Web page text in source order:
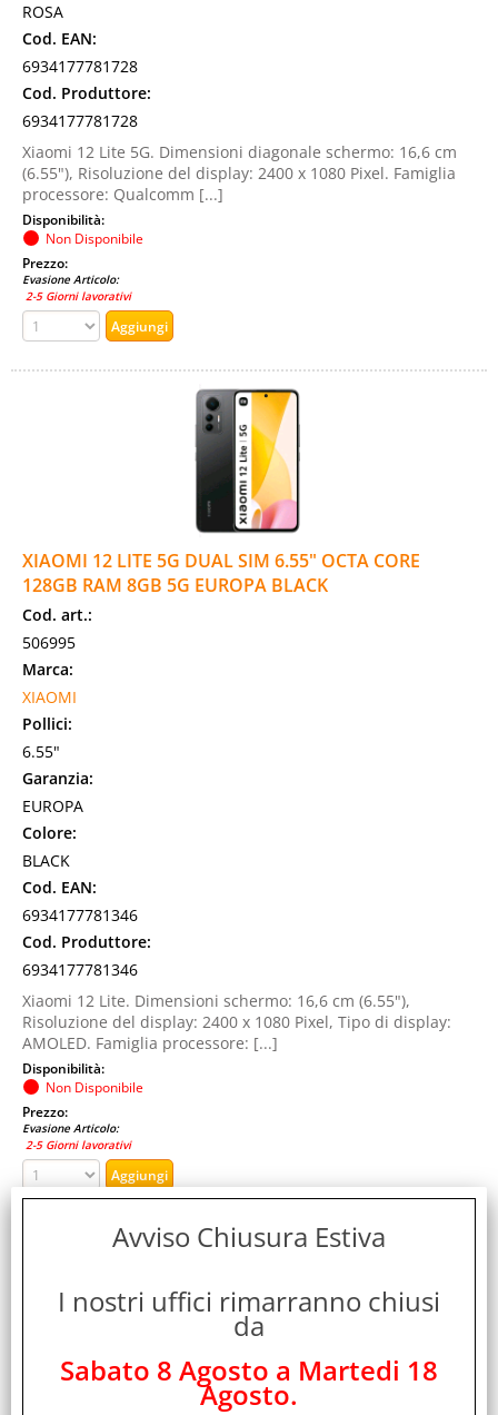
ROSA
Cod. EAN:
6934177781728
Cod. Produttore:
6934177781728
Xiaomi 12 Lite 5G. Dimensioni diagonale schermo: 16,6 cm
(6.55"), Risoluzione del display: 2400 x 1080 Pixel. Famiglia
processore: Qualcomm [...]
Disponibilità:
Non Disponibile
Prezzo:
Evasione Articolo:
2-5 Giorni lavorativi
XIAOMI 12 LITE 5G DUAL SIM 6.55" OCTA CORE
128GB RAM 8GB 5G EUROPA BLACK
Cod. art.:
506995
Marca:
XIAOMI
Pollici:
6.55"
Garanzia:
EUROPA
Colore:
BLACK
Cod. EAN:
6934177781346
Cod. Produttore:
6934177781346
Xiaomi 12 Lite. Dimensioni schermo: 16,6 cm (6.55"),
Risoluzione del display: 2400 x 1080 Pixel, Tipo di display:
AMOLED. Famiglia processore: [...]
Disponibilità:
Non Disponibile
Prezzo:
Evasione Articolo:
2-5 Giorni lavorativi
XIAOMI 12 LITE 5G DUAL SIM 6.55" OCTA CORE
Avviso Chiusura Estiva
I nostri uffici rimarranno chiusi
da
Sabato 8 Agosto a Martedi 18
Agosto.